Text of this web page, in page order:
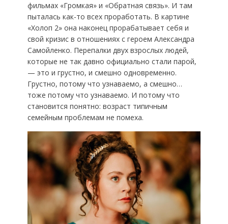
фильмах «Громкая» и «Обратная связь». И там
пыталась как-то всех проработать. В картине
«Холоп 2» она наконец прорабатывает себя и
свой кризис в отношениях с героем Александра
Самойленко. Перепалки двух взрослых людей,
которые не так давно официально стали парой,
— это и грустно, и смешно одновременно.
Грустно, потому что узнаваемо, а смешно…
тоже потому что узнаваемо. И потому что
становится понятно: возраст типичным
семейным проблемам не помеха.